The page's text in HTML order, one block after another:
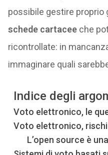
possibile gestire proprio
schede cartaceeche
ricontrollate: in
immaginare quali
Indice degli
Voto elettronico, le
Voto elettronico,
L’open source è